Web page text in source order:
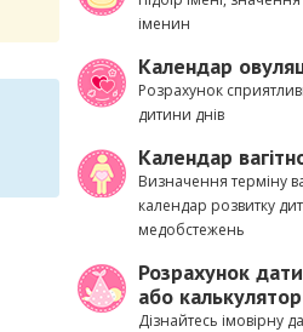
іменин
Календар
Розрахунок
дитини днів
Календар
Визначення терміну
календар розвитку
медобстежень
Розрахунок
або калькулятор
Дізнайтесь імовірну